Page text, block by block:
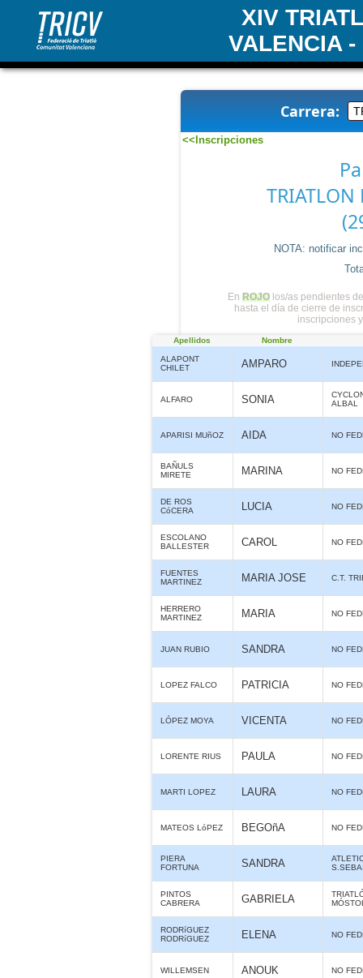
XIV
VALENCIA -
Carrera:
<<Inscripciones
TRIATLON
NOTA: notificar
EnROJO los/as pendientes
hasta el día de cierre de
inscripciones
Apellidos Nombre
ALAPONT
CHILET
AMPARO
ALFARO SONIA
ALBAL
APARISI MUñOZ AIDA NO
BAÑULS
MIRETE
MARINA NO
DE ROS
CóCERA
LUCIA NO
ESCOLANO
BALLESTER
CAROL NO
FUENTES
MARTINEZ
MARIA JOSE C.T.
HERRERO
MARTINEZ
MARIA NO
JUAN RUBIO SANDRA NO
LOPEZ FALCO PATRICIA NO
LÓPEZ MOYA VICENTA NO
LORENTE RIUS PAULA NO
MARTI LOPEZ LAURA NO
MATEOS LóPEZ BEGOñA NO
PIERA
FORTUNA
SANDRA
PINTOS
CABRERA
GABRIELA
RODRíGUEZ
RODRíGUEZ
ELENA NO
WILLEMSEN ANOUK NO